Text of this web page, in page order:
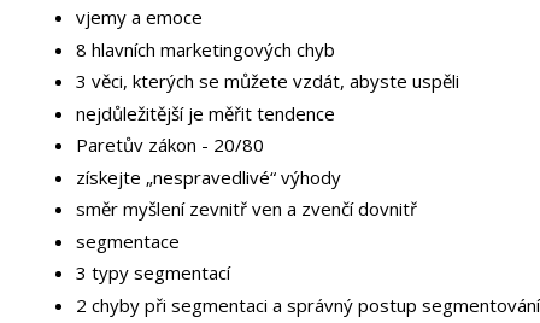
vjemy a emoce
8 hlavních marketingových chyb
3 věci, kterých se můžete vzdát, abyste uspěli
nejdůležitější je měřit tendence
Paretův zákon - 20/80
získejte „nespravedlivé“ výhody
směr myšlení zevnitř ven a zvenčí dovnitř
segmentace
3 typy segmentací
2 chyby při segmentaci a správný postup segmentování